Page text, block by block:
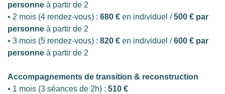
personne à partir de 2
• 2 mois (4 rendez-vous) : 680 € en individuel /500 € par
personne à partir de 2
• 3 mois (5 rendez-vous) : 820 € en individuel /600 € par
personne à partir de 2
Accompagnements de transition & reconstruction
• 1 mois (3 séances de 2h) : 510 €